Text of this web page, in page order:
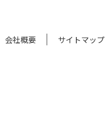
会社概要 サイトマップ